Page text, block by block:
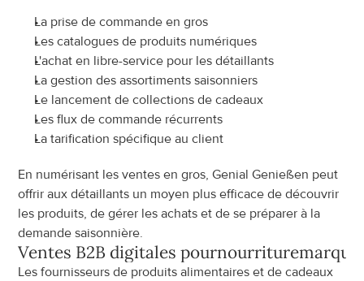
La prise de commande en gros
Les catalogues de produits numériques
L'achat en libre-service pour les détaillants
La gestion des assortiments saisonniers
Le lancement de collections de cadeaux
Les flux de commande récurrents
La tarification spécifique au client
En numérisant les ventes en gros, Genial Genießen peut
offrir aux détaillants un moyen plus efficace de découvrir
les produits, de gérer les achats et de se préparer à la
demande saisonnière.
Ventes B2B digitales pournourriture
Les fournisseurs de produits alimentaires et de cadeaux